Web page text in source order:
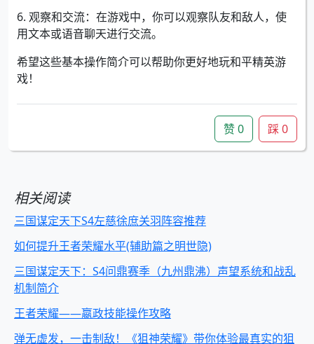
6. 观察和交流：在游戏中，你可以观察队友和敌人，使
用文本或语音聊天进行交流。
希望这些基本操作简介可以帮助你更好地玩和平精英游
戏！
赞0 踩0
相关阅读
三国谋定天下S4左慈徐庶关羽阵容推荐
如何提升王者荣耀水平(辅助篇之明世隐)
三国谋定天下：S4问鼎赛季（九州鼎沸）声望系统和战乱
机制简介
王者荣耀——嬴政技能操作攻略
弹无虚发，一击制敌！《狙神荣耀》带你体验最真实的狙